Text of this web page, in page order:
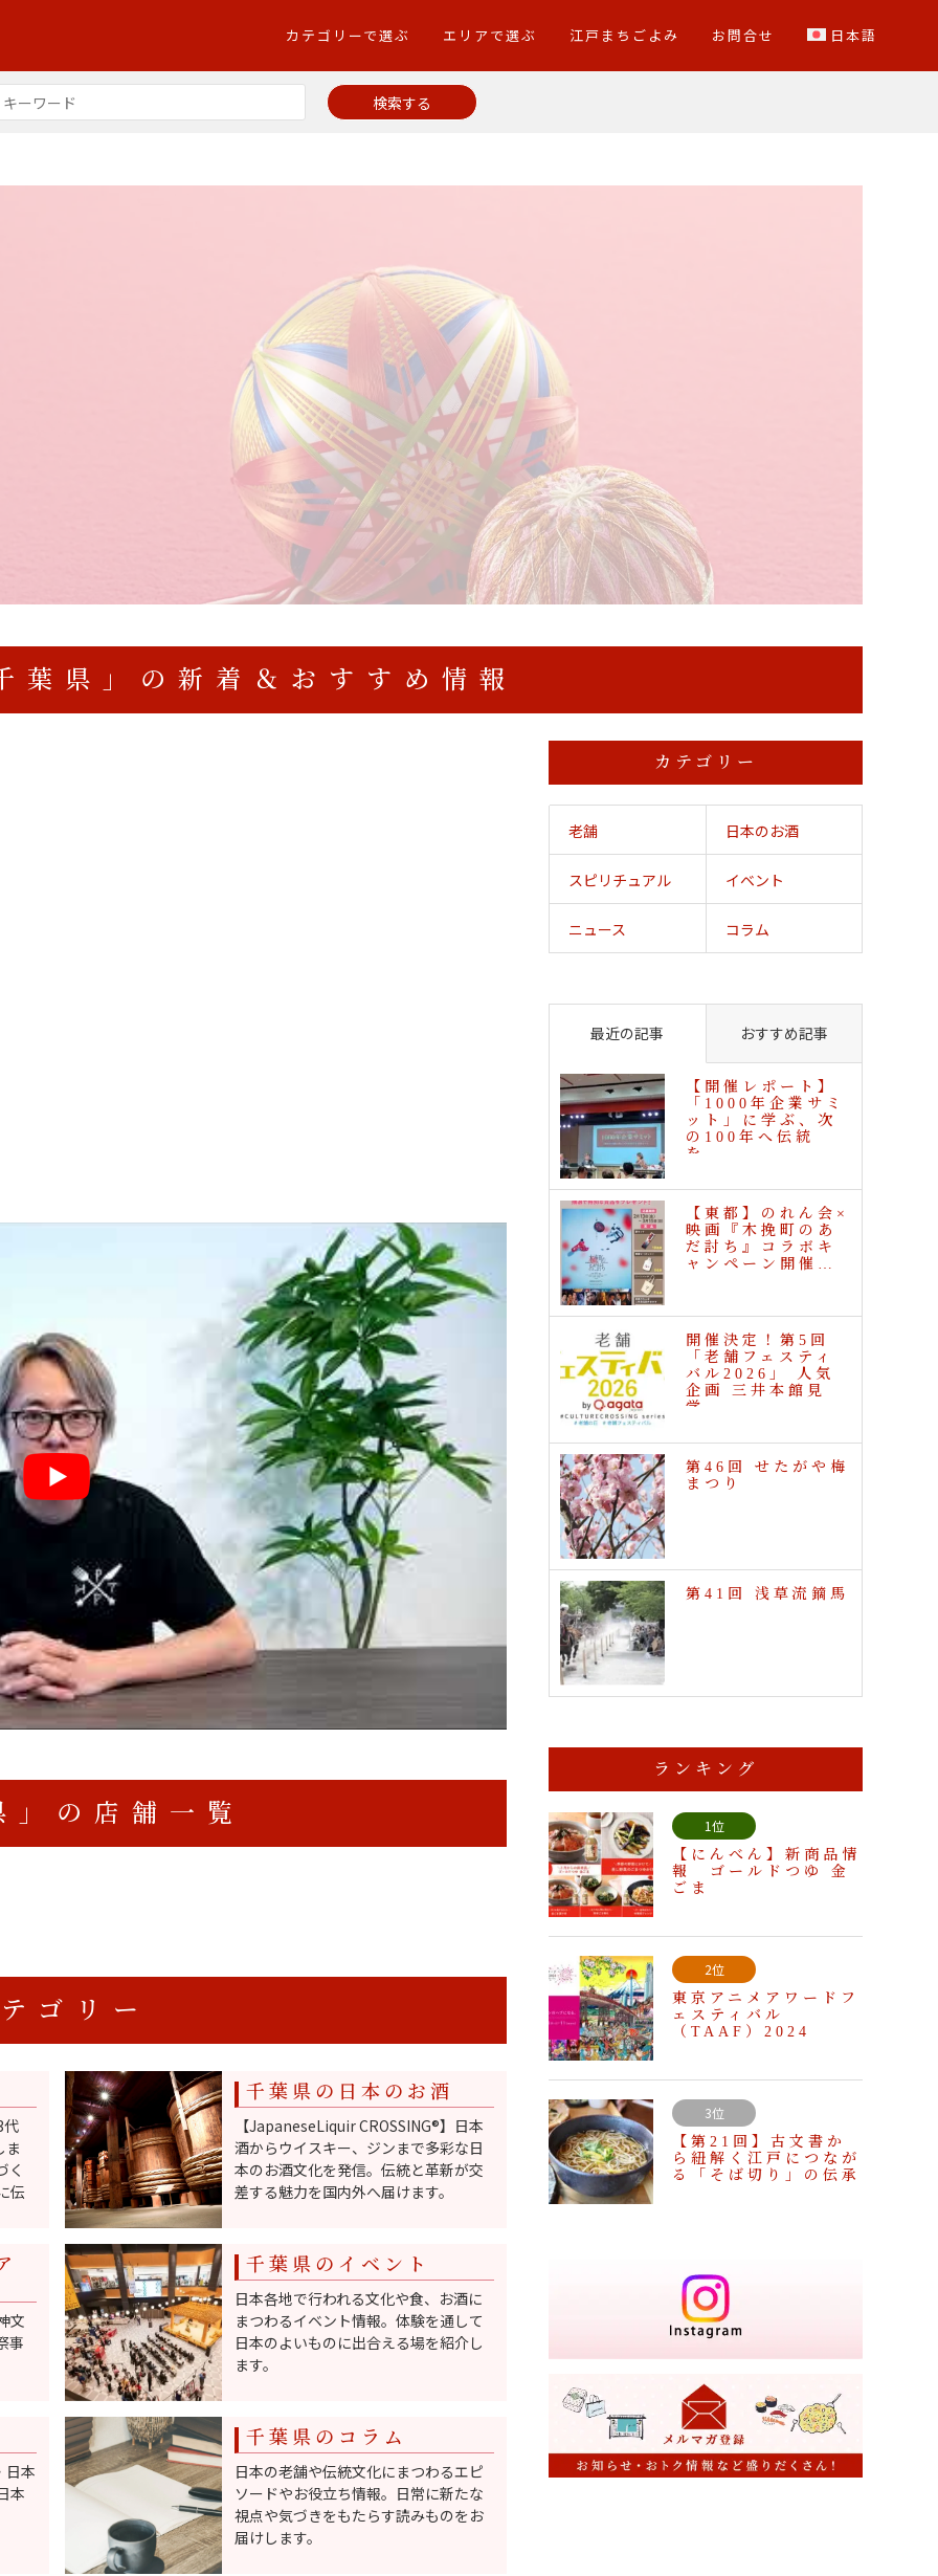
カテゴリーで選ぶ エリアで選ぶ 江戸まちごよみ お問合せ 日本語
葉県」の新着＆おすすめ情報
」の店舗一覧
ゴリー
代
ま
く
伝
千葉県の日本のお酒
【JapaneseLiquir CROSSING®️】日本
酒からウイスキー、ジンまで多彩な日
本のお酒文化を発信。伝統と革新が交
差する魅力を国内外へ届けます。
文
事
千葉県のイベント
日本各地で行われる文化や食、お酒に
まつわるイベント情報。体験を通して
日本のよいものに出合える場を紹介し
ます。
日本
本
千葉県のコラム
日本の老舗や伝統文化にまつわるエピ
ソードやお役立ち情報。日常に新たな
視点や気づきをもたらす読みものをお
届けします。
カテゴリー
老舗 日本のお酒
スピリチュアル イベント
ニュース コラム
最近の記事 おすすめ記事
【開催レポート】
「1000年企業サミ
ット」に学ぶ、次
の100年へ伝統
を…
【東都】のれん会×
映画『木挽町のあ
だ討ち』コラボキ
ャンペーン開催…
開催決定！第5回
「老舗フェスティ
バル2026」 人気
企画 三井本館見
学…
第46回 せたがや梅
まつり
第41回 浅草流鏑馬
ランキング
1位
【にんべん】新商品情
報 ゴールドつゆ 金
ごま
2位
東京アニメアワードフ
ェスティバル
（TAAF）2024
3位
【第21回】古文書か
ら紐解く江戸につなが
る「そば切り」の伝承